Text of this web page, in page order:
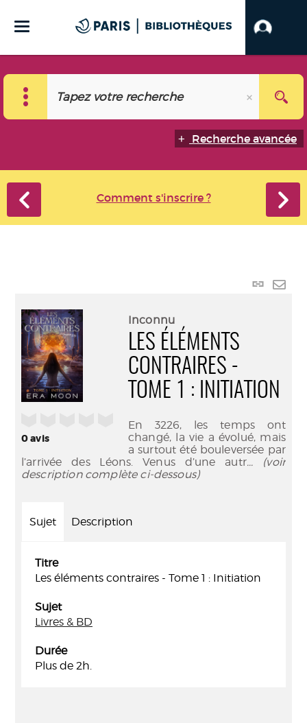
Recherche avancée
Comment s'inscrire ?
Lien
0avis
Inconnu
LES ÉLÉMENTS
CONTRAIRES -
TOME 1 : INITIATION
En 3226, les temps ont
changé, la vie a évolué, mais
a surtout été bouleversée par
l’arrivée des Léons. Venus d’une autr... (voir
description complète ci-dessous)
Sujet Description
Titre
Les éléments contraires - Tome 1 : Initiation
Sujet
Livres & BD
Durée
Plus de 2h.